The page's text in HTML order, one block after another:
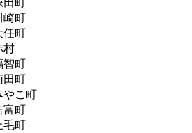
崎町
任町
村
智町
田町
やこ町
富町
毛町